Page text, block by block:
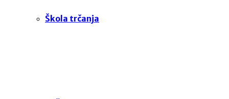
Škola trčanja